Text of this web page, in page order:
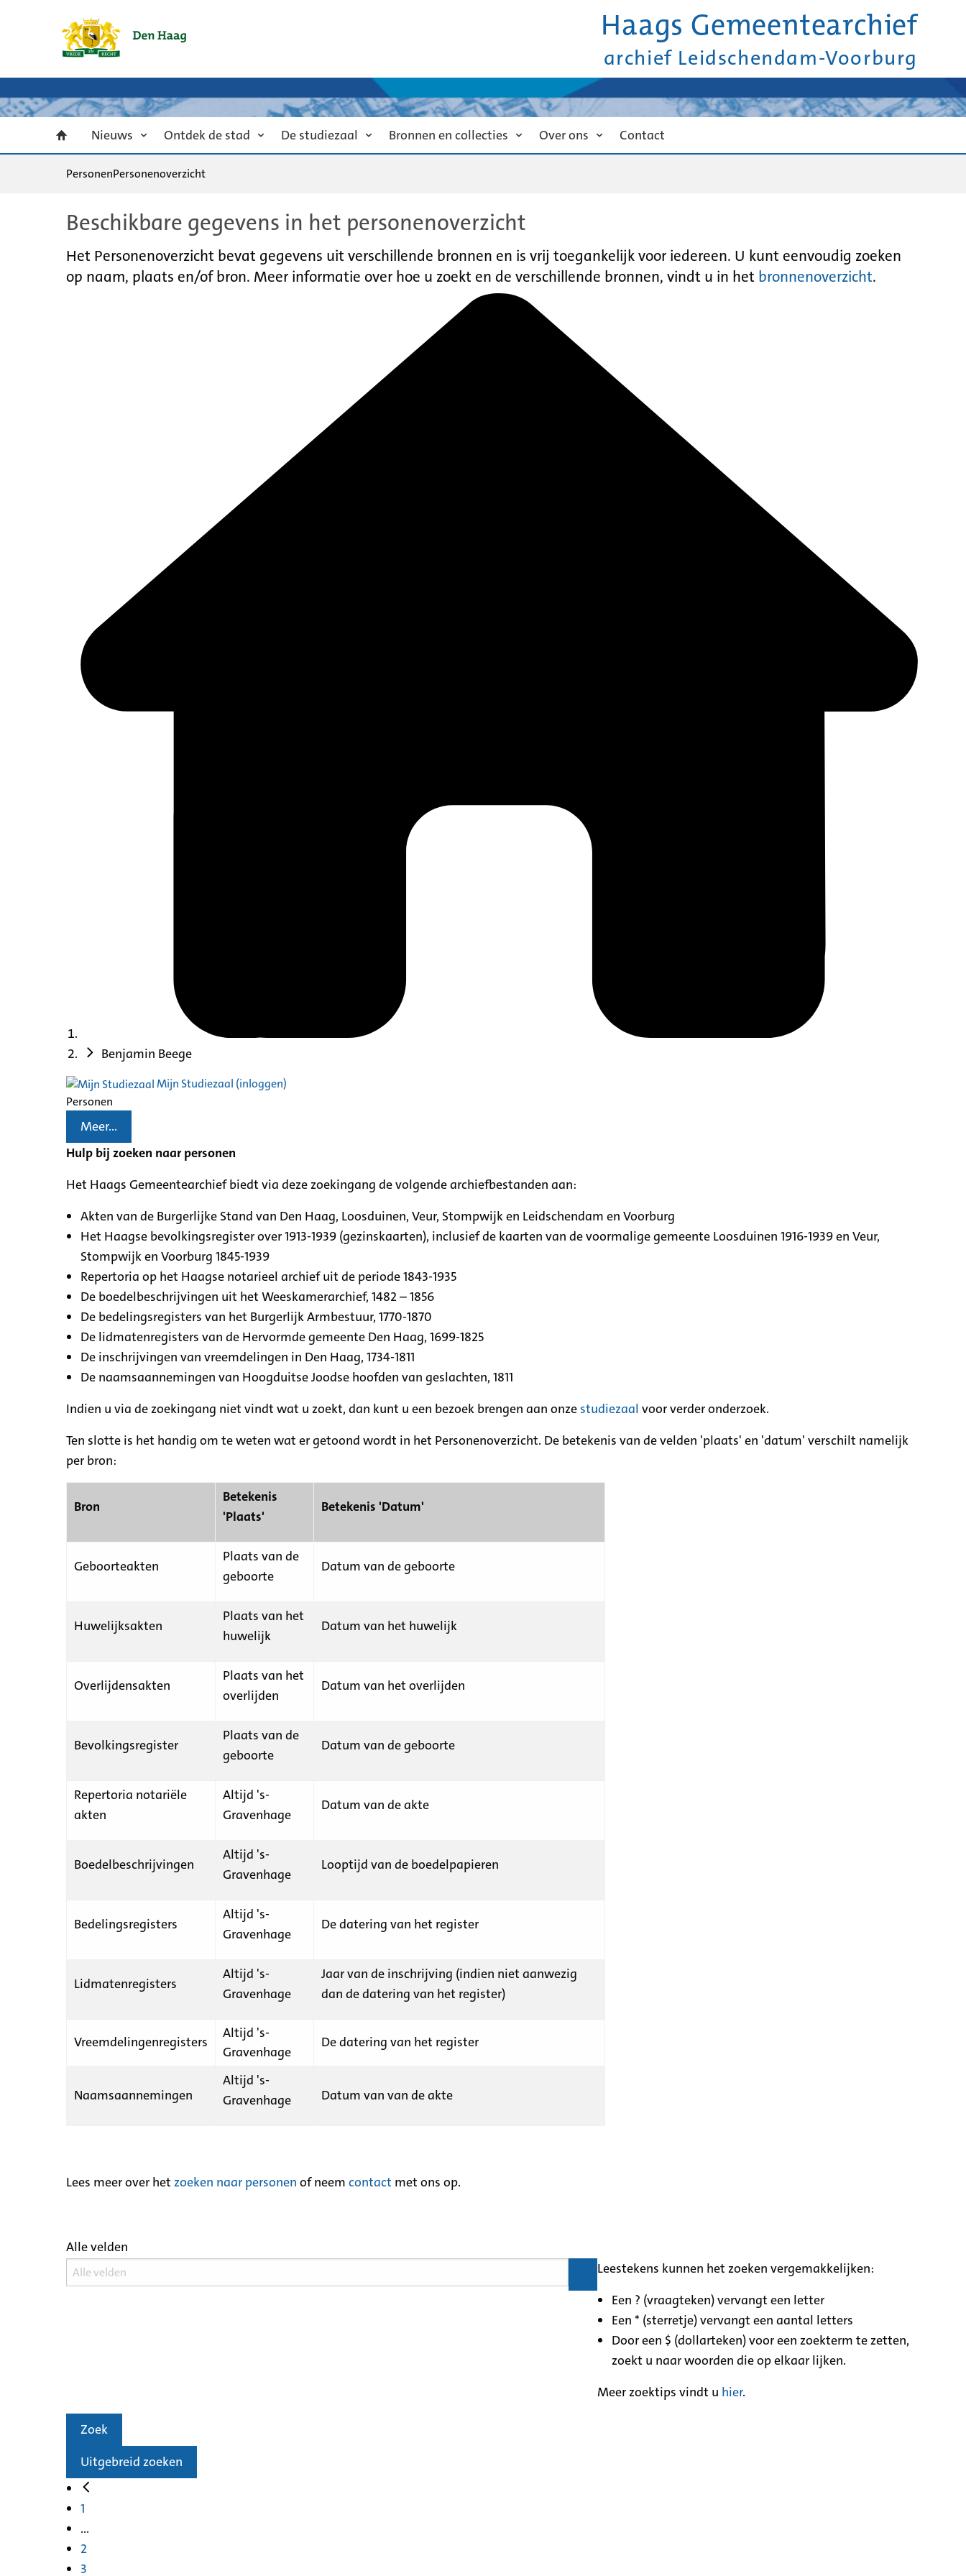
Haags Gemeentearchief
archief Leidschendam-Voorburg
Nieuws Ontdek de stad De studiezaal Bronnen en collecties Over ons Contact
PersonenPersonenoverzicht
Beschikbare gegevens in het personenoverzicht
Het Personenoverzicht bevat gegevens uit verschillende bronnen en is vrij toegankelijk voor iedereen. U kunt eenvoudig zoeken
op naam, plaats en/of bron. Meer informatie over hoe u zoekt en de verschillende bronnen, vindt u in het bronnenoverzicht.
Benjamin Beege
Mijn Studiezaal (inloggen)
Personen
Meer...
Hulp bij zoeken naar personen
Het Haags Gemeentearchief biedt via deze zoekingang de volgende archiefbestanden aan:
Akten van de Burgerlijke Stand van Den Haag, Loosduinen, Veur, Stompwijk en Leidschendam en Voorburg
Het Haagse bevolkingsregister over 1913-1939 (gezinskaarten), inclusief de kaarten van de voormalige gemeente Loosduinen 1916-1939 en Veur,
Stompwijk en Voorburg 1845-1939
Repertoria op het Haagse notarieel archief uit de periode 1843-1935
De boedelbeschrijvingen uit het Weeskamerarchief, 1482 – 1856
De bedelingsregisters van het Burgerlijk Armbestuur, 1770-1870
De lidmatenregisters van de Hervormde gemeente Den Haag, 1699-1825
De inschrijvingen van vreemdelingen in Den Haag, 1734-1811
De naamsaannemingen van Hoogduitse Joodse hoofden van geslachten, 1811
Indien u via de zoekingang niet vindt wat u zoekt, dan kunt u een bezoek brengen aan onze studiezaal voor verder onderzoek.
Ten slotte is het handig om te weten wat er getoond wordt in het Personenoverzicht. De betekenis van de velden 'plaats' en 'datum' verschilt namelijk
per bron:
Bron
Betekenis
'Plaats'
Betekenis 'Datum'
Geboorteakten
Plaats van de
geboorte
Datum van de geboorte
Huwelijksakten
Plaats van het
huwelijk
Datum van het huwelijk
Overlijdensakten
Plaats van het
overlijden
Datum van het overlijden
Bevolkingsregister
Plaats van de
geboorte
Datum van de geboorte
Repertoria notariële
akten
Altijd 's-
Gravenhage
Datum van de akte
Boedelbeschrijvingen
Altijd 's-
Gravenhage
Looptijd van de boedelpapieren
Bedelingsregisters
Altijd 's-
Gravenhage
De datering van het register
Lidmatenregisters
Altijd 's-
Gravenhage
Jaar van de inschrijving (indien niet aanwezig
dan de datering van het register)
Vreemdelingenregisters
Altijd 's-
Gravenhage
De datering van het register
Naamsaannemingen
Altijd 's-
Gravenhage
Datum van van de akte
Lees meer over het zoeken naar personen of neem contact met ons op.
Alle velden
Leestekens kunnen het zoeken vergemakkelijken:
Een ? (vraagteken) vervangt een letter
Een * (sterretje) vervangt een aantal letters
Door een $ (dollarteken) voor een zoekterm te zetten,
zoekt u naar woorden die op elkaar lijken.
Meer zoektips vindt u hier.
Zoek
Uitgebreid zoeken
1
...
2
3